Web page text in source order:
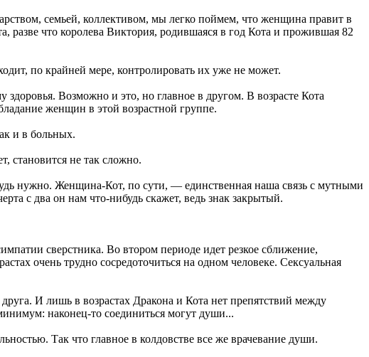
семьей, коллективом, мы легко поймем, что женщина правит в
разве что королева Виктория, родившаяся в год Кота и прожившая 82
по крайней мере, контролировать их уже не может.
Возможно и это, но главное в другом. В возрасте Кота
женщин в этой возрастной группе.
и в больных.
становится не так сложно.
нужно. Женщина-Кот, по сути, — единственная наша связь с мутными
с два он нам что-нибудь скажет, ведь знак закрытый.
сверстника. Во втором периоде идет резкое сближение,
очень трудно сосредоточиться на одном человеке. Сексуальная
И лишь в возрастах Дракона и Кота нет препятствий между
наконец-то соединиться могут души...
Так что главное в колдовстве все же врачевание души.